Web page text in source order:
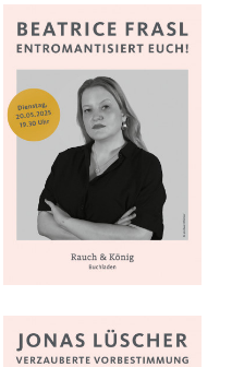
Schimpfen, Spielen
Beatrice Frasl:
oder: a Fucking
Jonas Lüscher: